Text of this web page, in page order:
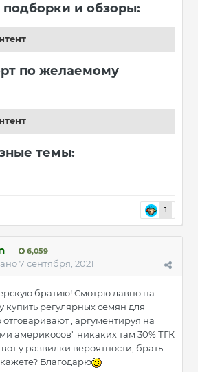
подборки и обзоры:
по желаемому
темы:
1
6,059
7 сентября, 2021
братию! Смотрю давно на
купить регулярных семян для
, аргументируя на
америкосов" никаких там 30% ТГК
у развилки вероятности, брать-
Благодарю